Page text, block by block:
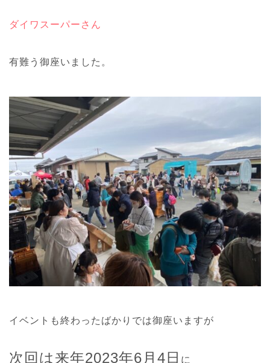
ダイワスーパーさん
有難う御座いました。
イベントも終わったばかりでは御座いますが
次回は来年2023年6月4日 に